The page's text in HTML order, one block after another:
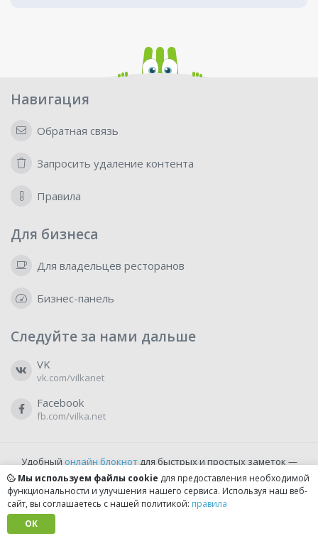
Навигация
Обратная связь
Запросить удаление контента
Правила
Для бизнеса
Для владельцев ресторанов
Бизнес-панель
Следуйте за нами дальше
VK
vk.com/vilkanet
Facebook
fb.com/vilka.net
Удобный онлайн блокнотдля быстрых и простых заметок —
бесплатно и доступно прямо из браузера.
Мы используем файлы cookie для предоставления необходимой
функциональности и улучшения нашего сервиса. Используя наш веб-
сайт, вы соглашаетесь с нашей политикой: правила
OK